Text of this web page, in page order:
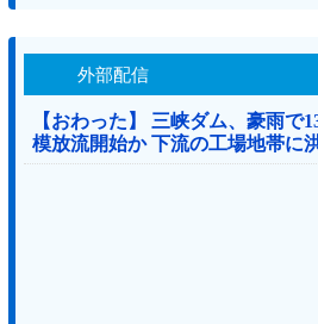
外部配信
【おわった】 三峡ダム、豪雨で
模放流開始か 下流の工場地帯に
る